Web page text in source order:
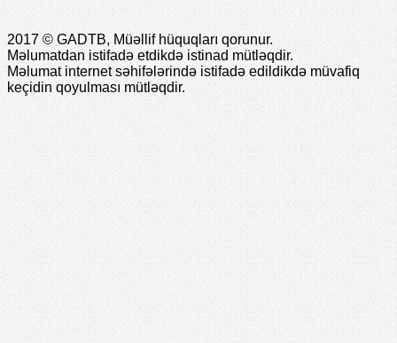
2017 © GADTB, Müəllif hüquqları qorunur.
Məlumatdan istifadə etdikdə istinad mütləqdir.
Məlumat internet səhifələrində istifadə edildikdə müvafiq
keçidin qoyulması mütləqdir.